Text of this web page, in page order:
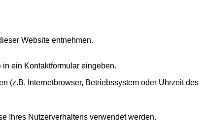
Website entnehmen.
ein Kontaktformular eingeben.
(z.B. Internetbrowser, Betriebssystem oder Uhrzeit des
Ihres Nutzerverhaltens verwendet werden.